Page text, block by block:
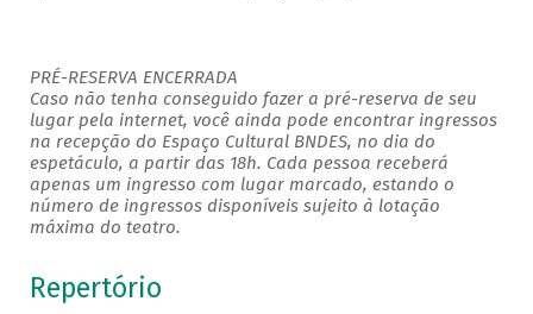
PRÉ-RESERVA ENCERRADA
Caso não tenha conseguido fazer a pré-reserva de seu
lugar pela internet, você ainda pode encontrar ingressos
na recepção do Espaço Cultural BNDES, no dia do
espetáculo, a partir das 18h. Cada pessoa receberá
apenas um ingresso com lugar marcado, estando o
número de ingressos disponíveis sujeito à lotação
máxima do teatro.
Repertório